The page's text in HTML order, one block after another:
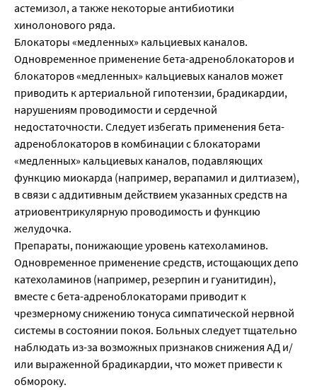
астемизол, а также некоторые антибиотики
хинолонового ряда.
Блокаторы «медленных» кальциевых каналов.
Одновременное применение бета-адреноблокаторов и
блокаторов «медленных» кальциевых каналов может
приводить к артериальной гипотензии, брадикардии,
нарушениям проводимости и сердечной
недостаточности. Следует избегать применения бета-
адреноблокаторов в комбинации с блокаторами
«медленных» кальциевых каналов, подавляющих
функцию миокарда (например, верапамил и дилтиазем),
в связи с аддитивным действием указанных средств на
атриовентрикулярную проводимость и функцию
желудочка.
Препараты, понижающие уровень катехоламинов.
Одновременное применение средств, истощающих депо
катехоламинов (например, резерпин и гуанитидин),
вместе с бета-адреноблокаторами приводит к
чрезмерному снижению тонуса симпатической нервной
системы в состоянии покоя. Больных следует тщательно
наблюдать из-за возможных признаков снижения АД и/
или выраженной брадикардии, что может привести к
обмороку.